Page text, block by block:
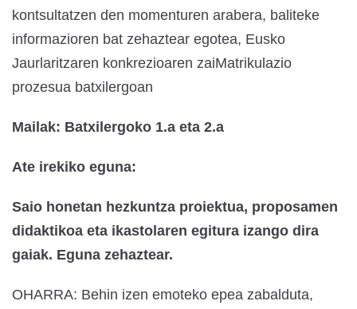
kontsultatzen den momenturen arabera, baliteke
informazioren bat zehaztear egotea, Eusko
Jaurlaritzaren konkrezioaren zaiMatrikulazio
prozesua batxilergoan
Mailak: Batxilergoko 1.a eta 2.a
Ate irekiko eguna:
Saio honetan hezkuntza proiektua, proposamen
didaktikoa eta ikastolaren egitura izango dira
gaiak. Eguna zehaztear.
OHARRA: Behin izen emoteko epea zabalduta,